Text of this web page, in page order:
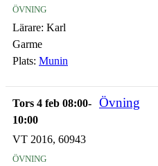
övning
Lärare: Karl
Garme
Plats: Munin
Tors 4 feb 08:00-
10:00
Övning
VT 2016, 60943
övning